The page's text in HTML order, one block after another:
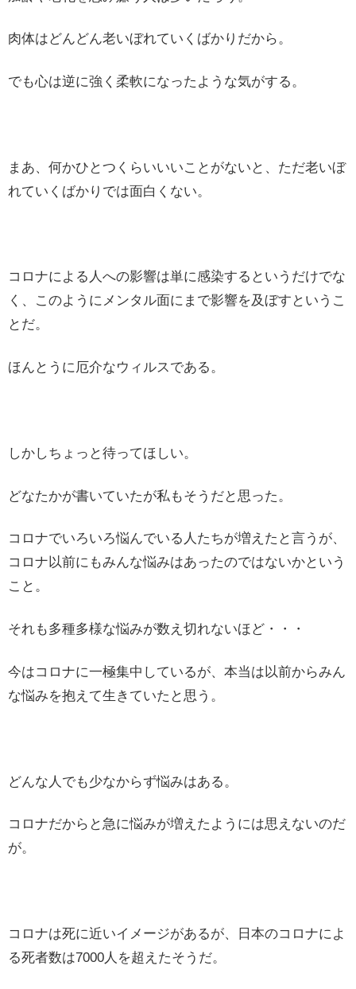
肉体はどんどん老いぼれていくばかりだから。
でも心は逆に強く柔軟になったような気がする。
まあ、何かひとつくらいいいことがないと、ただ老いぼ
れていくばかりでは面白くない。
コロナによる人への影響は単に感染するというだけでな
く、このようにメンタル面にまで影響を及ぼすというこ
とだ。
ほんとうに厄介なウィルスである。
しかしちょっと待ってほしい。
どなたかが書いていたが私もそうだと思った。
コロナでいろいろ悩んでいる人たちが増えたと言うが、
コロナ以前にもみんな悩みはあったのではないかという
こと。
それも多種多様な悩みが数え切れないほど・・・
今はコロナに一極集中しているが、本当は以前からみん
な悩みを抱えて生きていたと思う。
どんな人でも少なからず悩みはある。
コロナだからと急に悩みが増えたようには思えないのだ
が。
コロナは死に近いイメージがあるが、日本のコロナによ
る死者数は7000人を超えたそうだ。